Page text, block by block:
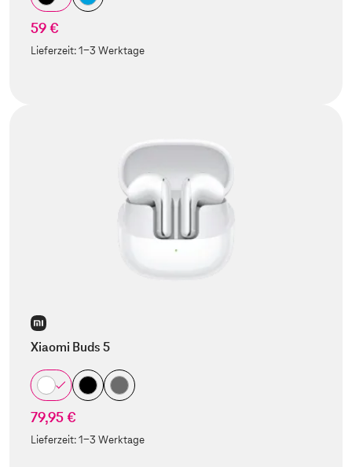
59 €
Lieferzeit:1-3 Werktage
Xiaomi Buds 5
79,95 €
Lieferzeit:1-3 Werktage